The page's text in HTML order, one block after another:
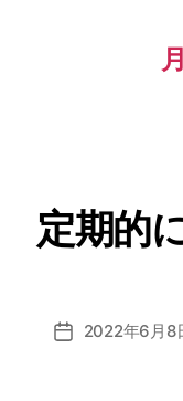
定期的
投 2022年6月8